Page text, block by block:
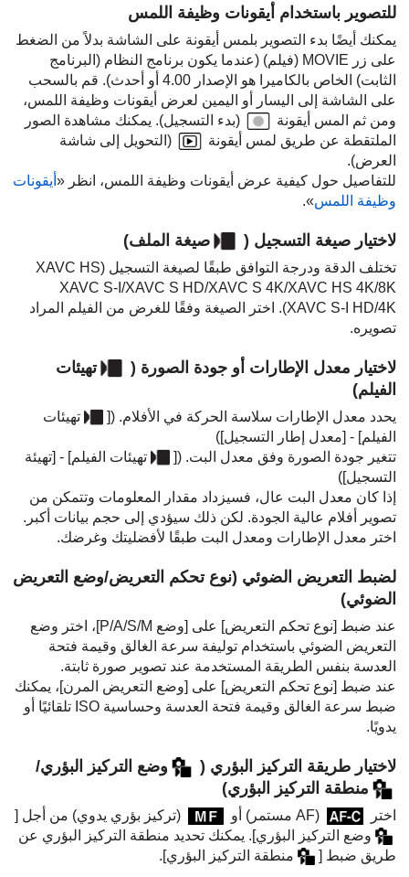
للتصوير باستخدام أيقونات وظيفة اللمس
يمكنك أيضًا بدء التصوير بلمس أيقونة على الشاشة بدلاً من الضغط
على زر MOVIE (فيلم) (عندما يكون برنامج النظام (البرنامج
الثابت) الخاص بالكاميرا هو الإصدار 4.00 أو أحدث). قم بالسحب
على الشاشة إلى اليسار أو اليمين لعرض أيقونات وظيفة اللمس،
ومن ثم المس أيقونة
(بدء التسجيل). يمكنك مشاهدة الصور
الملتقطة عن طريق لمس أيقونة
(التحويل إلى شاشة
العرض).
للتفاصيل حول كيفية عرض أيقونات وظيفة اللمس، انظر‏ ‏« أيقونات
وظيفة اللمس».
لاختيار صيغة التسجيل ( صيغة الملف)
تختلف الدقة ودرجة التوافق طبقًا لصيغة التسجيل (XAVC HS
8K‏/XAVC HS 4K‏/XAVC S 4K‏/XAVC S HD‏/XAVC S-I
4K‏/XAVC S-I HD). اختر الصيغة وفقًا للغرض من الفيلم المراد
تصويره.
لاختيار معدل الإطارات أو جودة الصورة (
تهيئات
الفيلم)
يحدد معدل الإطارات سلاسة الحركة في الأفلام. ([
تهيئات
الفيلم] - [معدل إطار التسجيل])
تتغير جودة الصورة وفق معدل البت. ([ تهيئات الفيلم] - [تهيئة
التسجيل])
إذا كان معدل البت عال، فسيزداد مقدار المعلومات وتتمكن من
تصوير أفلام عالية الجودة. لكن ذلك سيؤدي إلى حجم بيانات أكبر.
اختر معدل الإطارات ومعدل البت طبقًا لأفضليتك وغرضك.
لضبط التعريض الضوئي (نوع تحكم التعريض/وضع التعريض
الضوئي)
عند ضبط [نوع تحكم التعريض] على [وضع P/A/S/M‎‏]
، اختر وضع
التعريض الضوئي باستخدام توليفة سرعة الغالق وقيمة فتحة
العدسة بنفس الطريقة المستخدمة عند تصوير صورة ثابتة.
عند ضبط [نوع تحكم التعريض] على [وضع التعريض المرن]، يمكنك
ضبط سرعة الغالق وقيمة فتحة العدسة وحساسية ISO تلقائيًا أو
يدويًا.
لاختيار طريقة التركيز البؤري ( وضع التركيز البؤري/
منطقة التركيز البؤري)
اختر (
‏‎AF مستمر ) أو (تركيز بؤري يدوي) من أجل [
وضع التركيز البؤري]. يمكنك تحديد منطقة التركيز البؤري عن
طريق ضبط [ منطقة التركيز البؤري].